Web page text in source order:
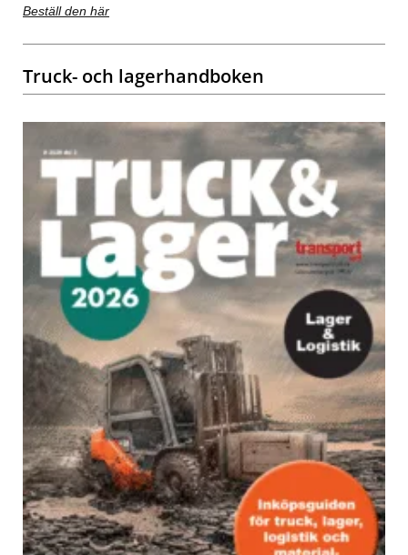
Beställ den här
Truck- och lagerhandboken